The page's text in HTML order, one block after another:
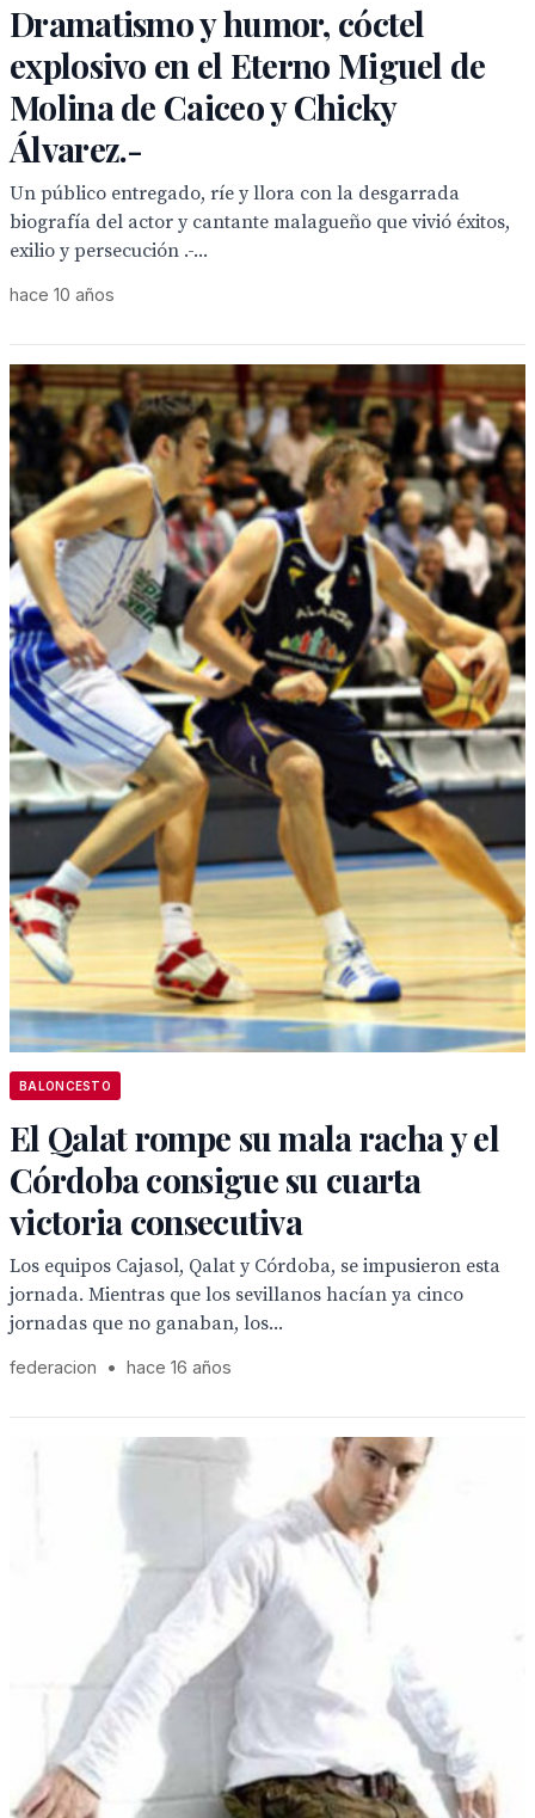
Dramatismo y humor, cóctel
explosivo en el Eterno Miguel de
Molina de Caiceo y Chicky
Álvarez.-
Un público entregado, ríe y llora con la desgarrada
biografía del actor y cantante malagueño que vivió éxitos,
exilio y persecución .-...
hace 10 años
BALONCESTO
El Qalat rompe su mala racha y el
Córdoba consigue su cuarta
victoria consecutiva
Los equipos Cajasol, Qalat y Córdoba, se impusieron esta
jornada. Mientras que los sevillanos hacían ya cinco
jornadas que no ganaban, los...
federacion • hace 16 años